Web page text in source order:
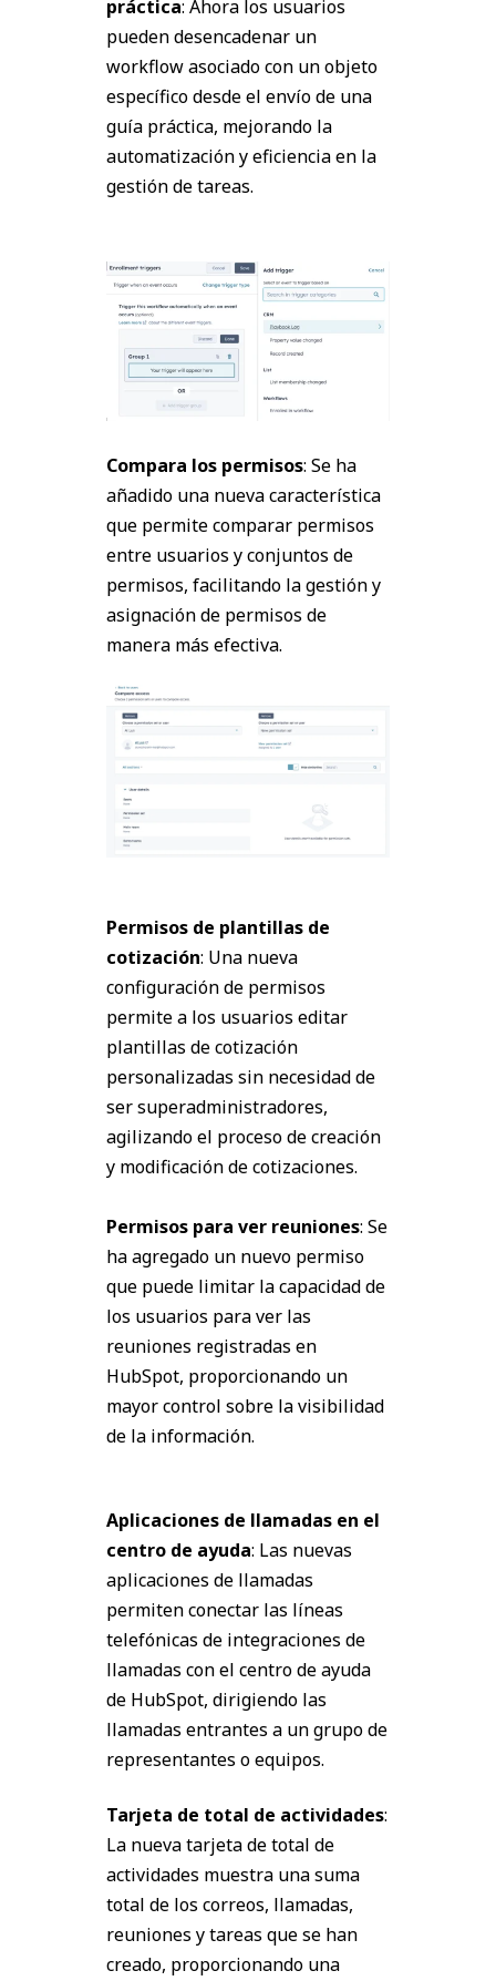
práctica: Ahora los usuarios
pueden desencadenar un
workflow asociado con un objeto
específico desde el envío de una
guía práctica, mejorando la
automatización y eficiencia en la
gestión de tareas.
Compara los permisos: Se ha
añadido una nueva característica
que permite comparar permisos
entre usuarios y conjuntos de
permisos, facilitando la gestión y
asignación de permisos de
manera más efectiva.
Permisos de plantillas de
cotización: Una nueva
configuración de permisos
permite a los usuarios editar
plantillas de cotización
personalizadas sin necesidad de
ser superadministradores,
agilizando el proceso de creación
y modificación de cotizaciones.
Permisos para ver reuniones: Se
ha agregado un nuevo permiso
que puede limitar la capacidad de
los usuarios para ver las
reuniones registradas en
HubSpot, proporcionando un
mayor control sobre la visibilidad
de la información.
Aplicaciones de llamadas en el
centro de ayuda: Las nuevas
aplicaciones de llamadas
permiten conectar las líneas
telefónicas de integraciones de
llamadas con el centro de ayuda
de HubSpot, dirigiendo las
llamadas entrantes a un grupo de
representantes o equipos.
Tarjeta de total de actividades:
La nueva tarjeta de total de
actividades muestra una suma
total de los correos, llamadas,
reuniones y tareas que se han
creado, proporcionando una